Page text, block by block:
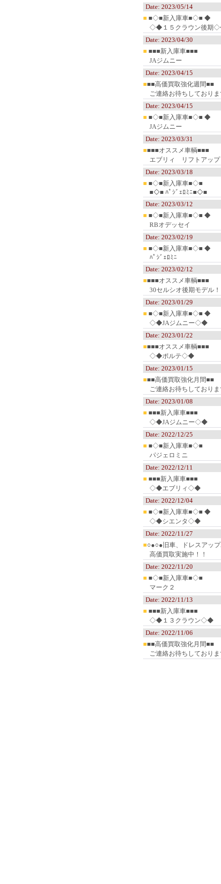
Date: 2023/05/14
■ ■◇■新入庫車■◇■ ◆
◇◆１５クラウン後期
Date: 2023/04/30
■ ■■■新入庫車■■■
JAジムニー
Date: 2023/04/15
■■■高価買取強化週間■■
ご連絡お待ちしており
Date: 2023/04/15
■ ■◇■新入庫車■◇■ ◆
JAジムニー
Date: 2023/03/31
■■■■オススメ車輌■■■
エブリィ リフトアップ
Date: 2023/03/18
■ ■◇■新入庫車■◇■
■◇■ ﾊﾟｼﾞｪﾛﾐﾆ■◇■
Date: 2023/03/12
■ ■◇■新入庫車■◇■ ◆
RBオデッセイ
Date: 2023/02/19
■ ■◇■新入庫車■◇■ ◆
ﾊﾟｼﾞｪﾛﾐﾆ
Date: 2023/02/12
■■■■オススメ車輌■■■
30セルシオ後期モデル
Date: 2023/01/29
■ ■◇■新入庫車■◇■ ◆
◇◆JAジムニー◇◆
Date: 2023/01/22
■■■■オススメ車輌■■■
◇◆ポルテ◇◆
Date: 2023/01/15
■■■高価買取強化月間■■
ご連絡お待ちしており
Date: 2023/01/08
■ ■■■新入庫車■■■
◇◆JAジムニー◇◆
Date: 2022/12/25
■ ■◇■新入庫車■◇■
パジェロミニ
Date: 2022/12/11
■ ■■■新入庫車■■■
◇◆エブリィ◇◆
Date: 2022/12/04
■ ■◇■新入庫車■◇■ ◆
◇◆シエンタ◇◆
Date: 2022/11/27
■○●○●旧車、ドレスアッ
高価買取実施中！！
Date: 2022/11/20
■ ■◇■新入庫車■◇■
マーク２
Date: 2022/11/13
■ ■■■新入庫車■■■
◇◆１３クラウン◇◆
Date: 2022/11/06
■■■高価買取強化月間■■
ご連絡お待ちしており